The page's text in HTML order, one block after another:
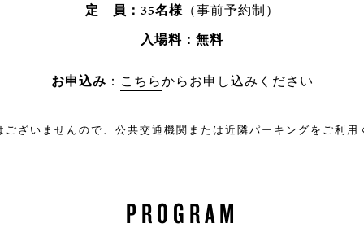
定 員：35名様（事前予約制）
入場料：無料
お申込み ： こちらからお申し込みください
ざいませんので、公共交通機関または近隣パーキングをご利用
PROGRAM